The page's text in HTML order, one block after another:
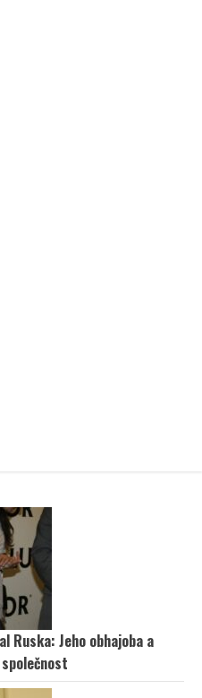
Ruska: Jeho obhajoba a